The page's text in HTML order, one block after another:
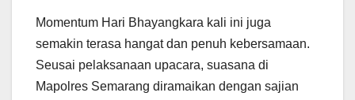
Momentum Hari Bhayangkara kali ini juga
semakin terasa hangat dan penuh kebersamaan.
Seusai pelaksanaan upacara, suasana di
Mapolres Semarang diramaikan dengan sajian